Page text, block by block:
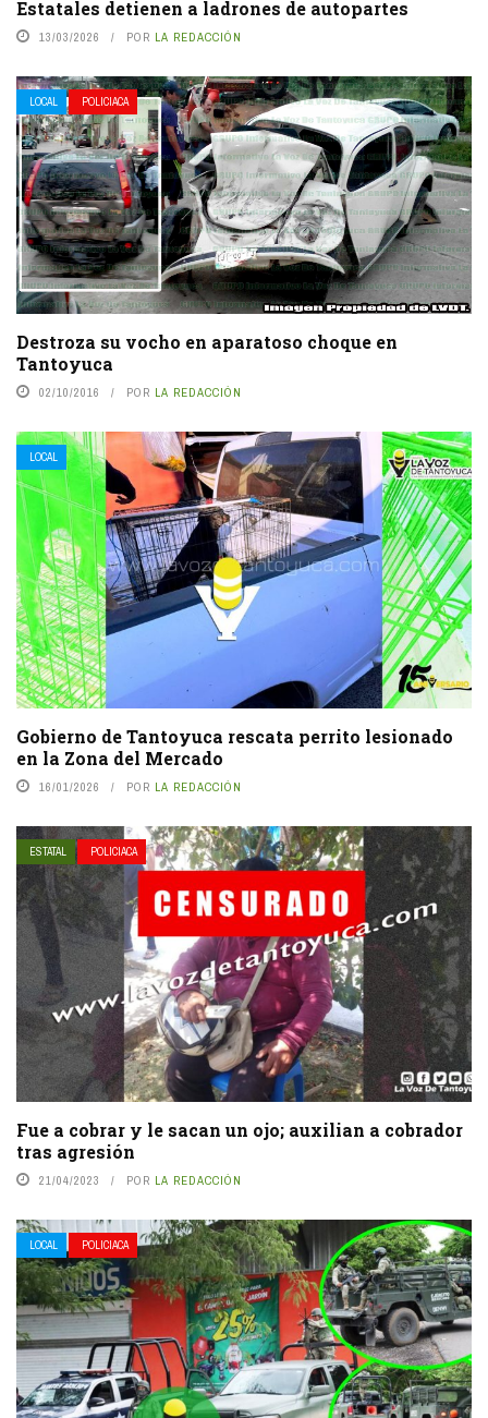
Estatales detienen a ladrones de autopartes
13/03/2026 POR LA REDACCIÓN
LOCAL POLICIACA
Destroza su vocho en aparatoso choque en
Tantoyuca
02/10/2016 POR LA REDACCIÓN
LOCAL
Gobierno de Tantoyuca rescata perrito lesionado
en la Zona del Mercado
16/01/2026 POR LA REDACCIÓN
ESTATAL POLICIACA
Fue a cobrar y le sacan un ojo; auxilian a cobrador
tras agresión
21/04/2023 POR LA REDACCIÓN
LOCAL POLICIACA